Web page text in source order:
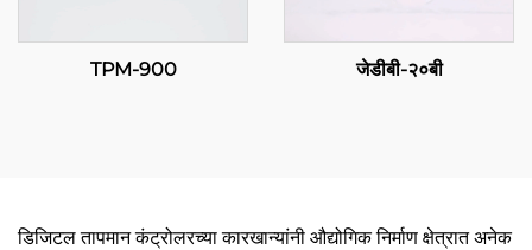
TPM-900 जेडीबी-२०बी
डिजिटल तापमान कंट्रोलरच्या कारखान्यांनी औद्योगिक निर्माण क्षेत्रात अनेक